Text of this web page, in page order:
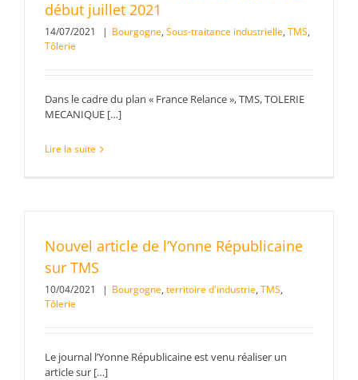
début juillet 2021
14/07/2021 | Bourgogne, Sous-traitance industrielle, TMS,
Tôlerie
Dans le cadre du plan « France Relance », TMS, TOLERIE
MECANIQUE […]
Lire la suite
Nouvel article de l’Yonne Républicaine
sur TMS
10/04/2021 | Bourgogne, territoire d'industrie, TMS,
Tôlerie
Le journal l’Yonne Républicaine est venu réaliser un
article sur […]